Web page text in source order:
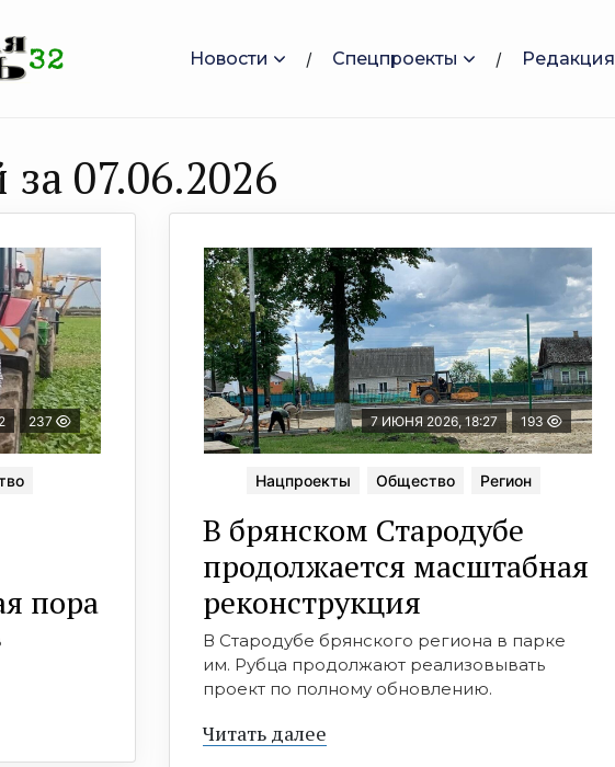
Новости Спецпроекты Редакция
07.06.2026
237
пора
7 ИЮНЯ 2026, 18:27 193
Нацпроекты Общество Регион
В брянском Стародубе
продолжается масштабная
реконструкция
В Стародубе брянского региона в парке
им. Рубца продолжают реализовывать
проект по полному обновлению.
Читать далее